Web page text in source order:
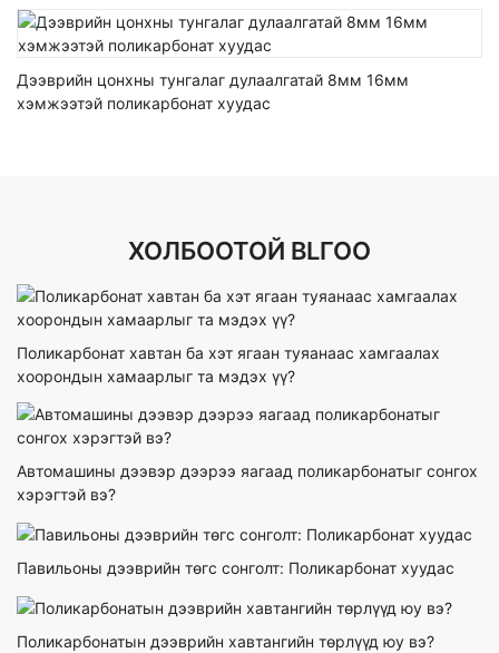
Дээврийн цонхны тунгалаг дулаалгатай 8мм 16мм
хэмжээтэй поликарбонат хуудас
ХОЛБООТОЙ BLГОО
Поликарбонат хавтан ба хэт ягаан туяанаас хамгаалах
хоорондын хамаарлыг та мэдэх үү?
Автомашины дээвэр дээрээ яагаад поликарбонатыг сонгох
хэрэгтэй вэ?
Павильоны дээврийн төгс сонголт: Поликарбонат хуудас
Поликарбонатын дээврийн хавтангийн төрлүүд юу вэ?